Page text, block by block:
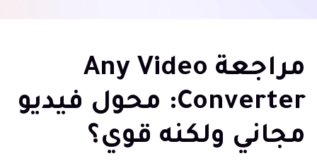
مراجعة Any Video
Converter: محول فيديو
مجاني ولكنه قوي؟